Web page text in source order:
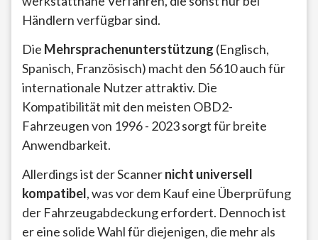
Händlern verfügbar sind.
Die Mehrsprachenunterstützung (Englisch,
Spanisch, Französisch) macht den 5610 auch für
internationale Nutzer attraktiv. Die
Kompatibilität mit den meisten OBD2-
Fahrzeugen von 1996 - 2023 sorgt für breite
Anwendbarkeit.
Allerdings ist der Scannernicht universell
kompatibel, was vor dem Kauf eine Überprüfung
der Fahrzeugabdeckung erfordert. Dennoch ist
er eine solide Wahl für diejenigen, die mehr als